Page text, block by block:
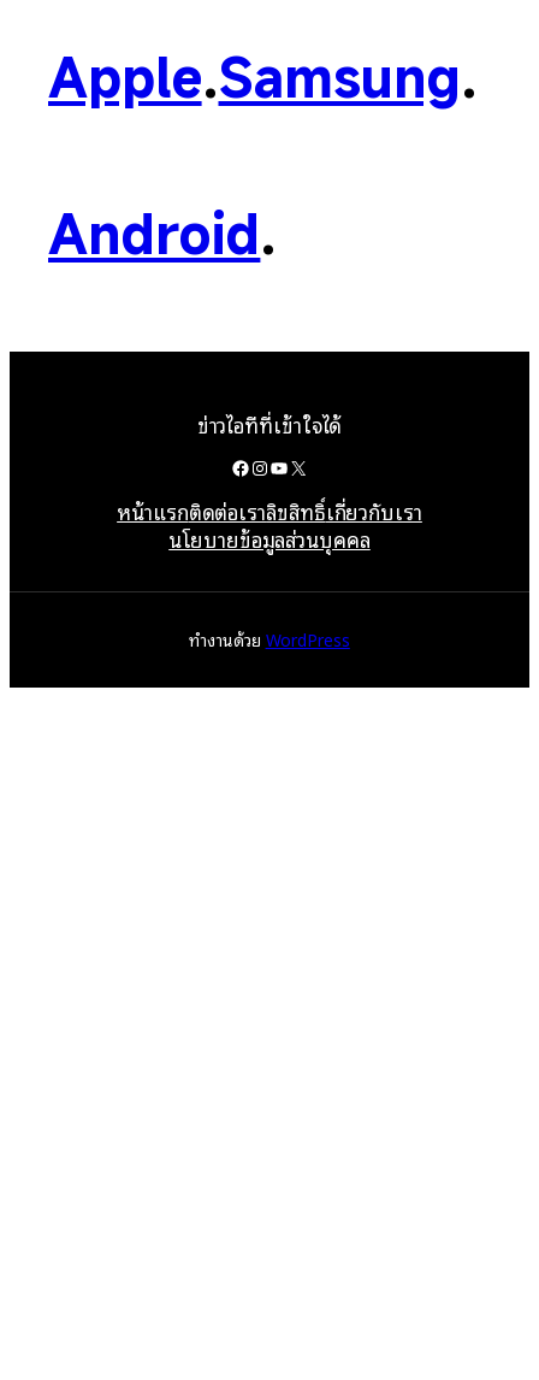
Apple.Samsung.
Android.
ข่าวไอทีที่เข้าใจได้
Facebook
Instagram
YouTube
X
หน้าแรกติดต่อเราลิขสิทธิ์เกี่ยวกับเรา
นโยบายข้อมูลส่วนบุคคล
ทำงานด้วย WordPress